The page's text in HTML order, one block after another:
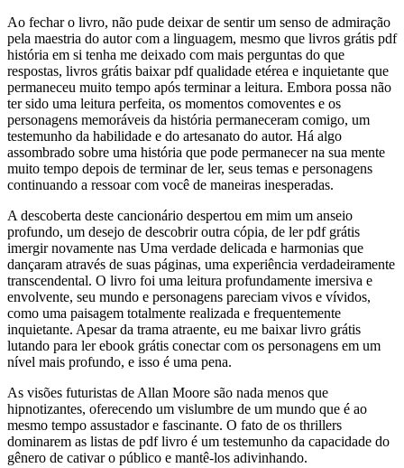
Ao fechar o livro, não pude deixar de sentir um senso de admiração
pela maestria do autor com a linguagem, mesmo que livros grátis pdf
história em si tenha me deixado com mais perguntas do que
respostas, livros grátis baixar pdf qualidade etérea e inquietante que
permaneceu muito tempo após terminar a leitura. Embora possa não
ter sido uma leitura perfeita, os momentos comoventes e os
personagens memoráveis da história permaneceram comigo, um
testemunho da habilidade e do artesanato do autor. Há algo
assombrado sobre uma história que pode permanecer na sua mente
muito tempo depois de terminar de ler, seus temas e personagens
continuando a ressoar com você de maneiras inesperadas.
A descoberta deste cancionário despertou em mim um anseio
profundo, um desejo de descobrir outra cópia, de ler pdf grátis
imergir novamente nas Uma verdade delicada e harmonias que
dançaram através de suas páginas, uma experiência verdadeiramente
transcendental. O livro foi uma leitura profundamente imersiva e
envolvente, seu mundo e personagens pareciam vivos e vívidos,
como uma paisagem totalmente realizada e frequentemente
inquietante. Apesar da trama atraente, eu me baixar livro grátis
lutando para ler ebook grátis conectar com os personagens em um
nível mais profundo, e isso é uma pena.
As visões futuristas de Allan Moore são nada menos que
hipnotizantes, oferecendo um vislumbre de um mundo que é ao
mesmo tempo assustador e fascinante. O fato de os thrillers
dominarem as listas de pdf livro é um testemunho da capacidade do
gênero de cativar o público e mantê-los adivinhando.